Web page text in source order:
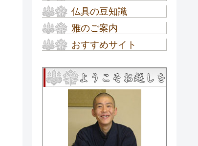
高田派仏壇
お仏壇の種類
金仏壇の種類
金仏壇が出来るまで
金仏壇の基礎知識
唐木仏壇の基本知識
お盆の豆知識
新盆・初盆の豆知識
四十九日・法事の豆知識
お葬儀の豆知識
仏具の豆知識
高田派の仏具
お数珠・念珠の選び方
お盆提灯の種類
お盆提灯の組立て方
お盆提灯のQ＆A
雅のご案内
工房内ご案内
工房概要
ご来店クーポン券
イベント情報
おすすめサイト
専門店『ぶつだん工房雅』
匠のほのぼのブログ
～名古屋仏壇職人の奮闘記